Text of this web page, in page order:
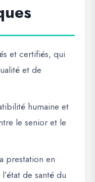
et certifiés, qui
et de
humaine et
le senior et le
prestation en
de santé du